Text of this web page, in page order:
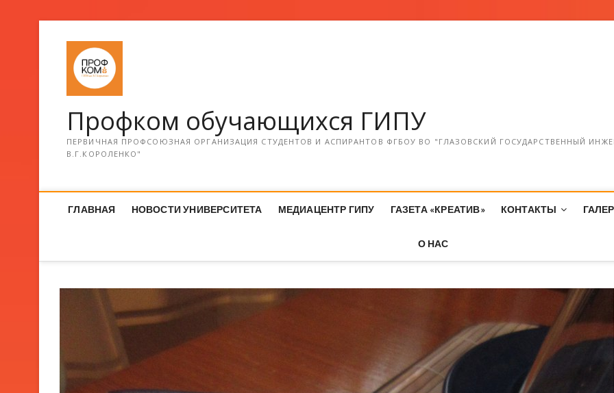
Профком обучающихся ГИПУ
ПЕРВИЧНАЯ ПРОФСОЮЗНАЯ ОРГАНИЗАЦИЯ СТУДЕНТОВ И АСПИРАНТОВ ФГБОУ ВО "ГЛАЗОВСКИЙ ГОСУДАРСТВЕННЫЙ
В.Г.КОРОЛЕНКО"
ГЛАВНАЯ НОВОСТИ УНИВЕРСИТЕТА МЕДИАЦЕНТР ГИПУ ГАЗЕТА «КРЕАТИВ» КОНТАКТЫ
О НАС